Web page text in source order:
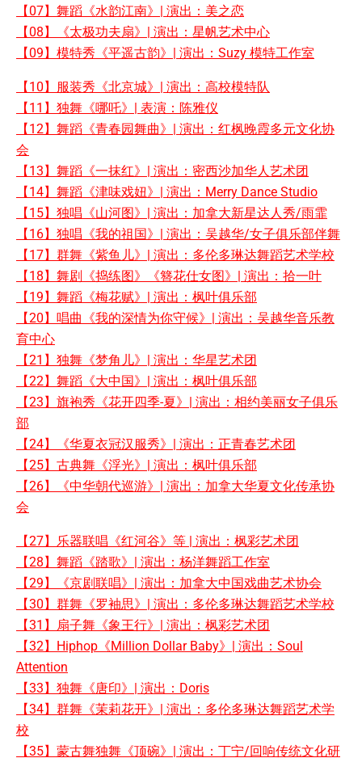
【07】舞蹈《水韵江南》| 演出：美之恋
【08】《太极功夫扇》| 演出：星帆艺术中心
【09】模特秀《平遥古韵》| 演出：Suzy 模特工作室
【10】服装秀《北京城》| 演出：高校模特队
【11】独舞《哪吒》| 表演：陈雅仪
【12】舞蹈《青春园舞曲》| 演出：红枫晚霞多元文化协
会
【13】舞蹈《一抹红》| 演出：密西沙加华人艺术团
【14】舞蹈《津味戏妞》| 演出：Merry Dance Studio
【15】独唱《山河图》| 演出：加拿大新星达人秀/雨霏
【16】独唱《我的祖国》| 演出：吴越华/女子俱乐部伴舞
【17】群舞《紫鱼儿》| 演出：多伦多琳达舞蹈艺术学校
【18】舞剧《捣练图》《簪花仕女图》| 演出：拾一叶
【19】舞蹈《梅花赋》| 演出：枫叶俱乐部
【20】唱曲《我的深情为你守候》| 演出：吴越华音乐教
育中心
【21】独舞《梦角儿》| 演出：华星艺术团
【22】舞蹈《大中国》| 演出：枫叶俱乐部
【23】旗袍秀《花开四季-夏》| 演出：相约美丽女子俱乐
部
【24】《华夏衣冠汉服秀》| 演出：正青春艺术团
【25】古典舞《浮光》| 演出：枫叶俱乐部
【26】《中华朝代巡游》| 演出：加拿大华夏文化传承协
会
【27】乐器联唱《红河谷》等 | 演出：枫彩艺术团
【28】舞蹈《踏歌》| 演出：杨洋舞蹈工作室
【29】《京剧联唱》| 演出：加拿大中国戏曲艺术协会
【30】群舞《罗袖思》| 演出：多伦多琳达舞蹈艺术学校
【31】扇子舞《象王行》| 演出：枫彩艺术团
【32】Hiphop《Million Dollar Baby》| 演出：Soul
Attention
【33】独舞《唐印》| 演出：Doris
【34】群舞《茉莉花开》| 演出：多伦多琳达舞蹈艺术学
校
【35】蒙古舞独舞《顶碗》| 演出：丁宁/回响传统文化研